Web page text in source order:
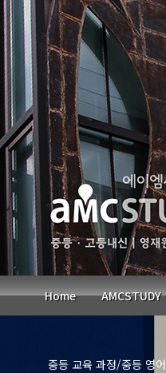
본문 바로가기
Home AMCSTUDY
중등 교육 과정/중등 영어